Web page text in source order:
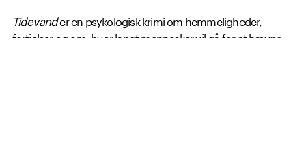
Tidevander en psykologisk krimi om hemmeligheder,
fortielser og om, hvor langt mennesker vil gå for at hævne